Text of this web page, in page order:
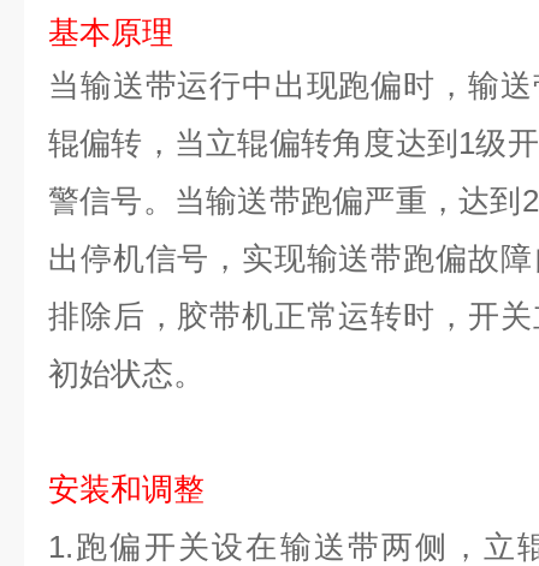
基本原理
当输送带运行中出现跑偏时，输
辊偏转，当立辊偏转角度达到1级
警信号。当输送带跑偏严重，达到
出停机信号，实现输送带跑偏故
排除后，胶带机正常运转时，开
初始状态。
安装和调整
1.跑偏开关设在输送带两侧，立